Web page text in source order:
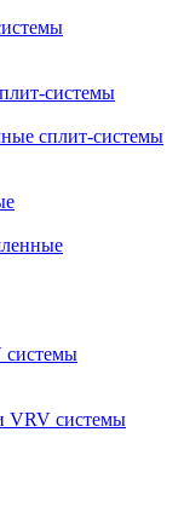
системы
сплит-системы
системы
VRV системы